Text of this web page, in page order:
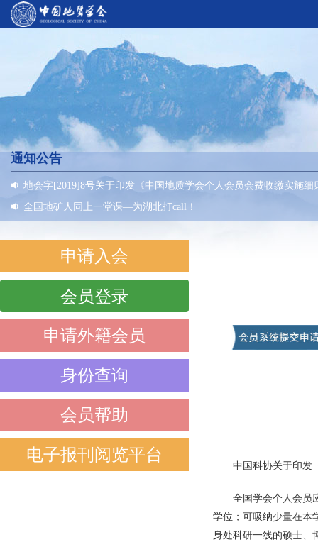
通知公告
地会字[2019]8号关于印发《中国地质学会个人会员会费收缴实施细
全国地矿人同上一堂课—为湖北打call！
申请入会
会员登录
申请外籍会员
身份查询
会员帮助
电子报刊阅览平台
中国科协关于印发
全国学会个人会员
学位；可吸纳少量在本
身处科研一线的硕士、